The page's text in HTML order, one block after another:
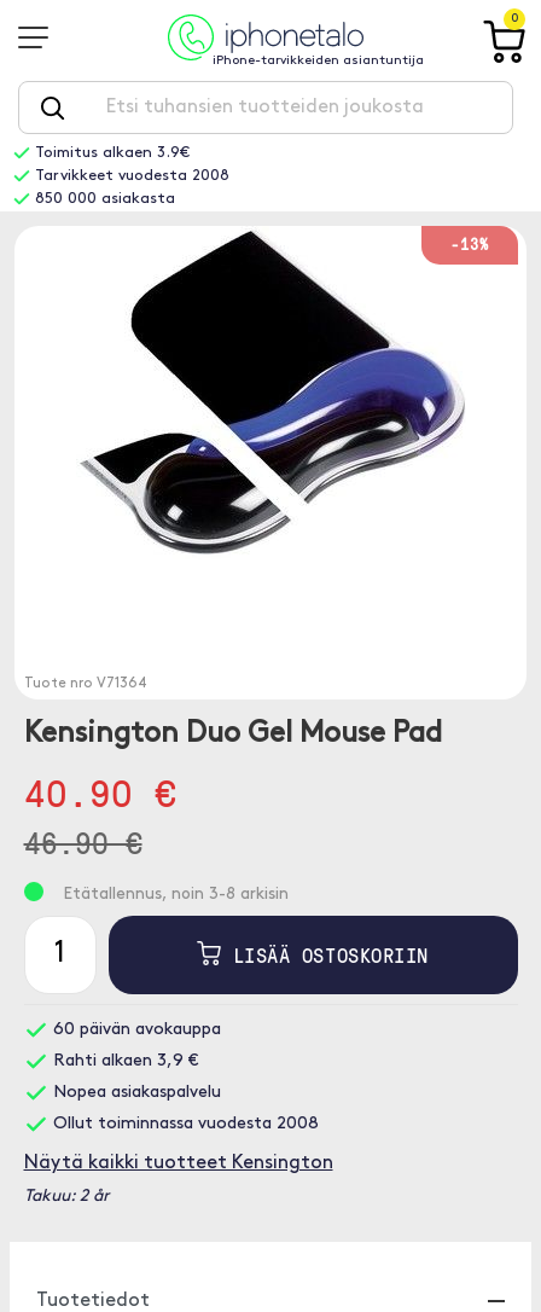
iPhone-tarvikkeiden asiantuntija
0
Toimitus alkaen 3.9€
Tarvikkeet vuodesta 2008
850 000 asiakasta
-13%
Tuote nro V71364
Kensington Duo Gel Mouse Pad
40.90 €
46.90 €
Etätallennus, noin 3-8 arkisin
LISÄÄ OSTOSKORIIN
60 päivän avokauppa
Rahti alkaen 3,9 €
Nopea asiakaspalvelu
Ollut toiminnassa vuodesta 2008
Näytä kaikki tuotteet Kensington
Takuu: 2 år
Tuotetiedot